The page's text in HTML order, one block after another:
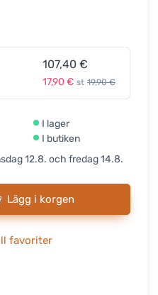
107,40 €
17,90 € st 19,90 €
I lager
I butiken
12.8. och fredag 14.8.
Lägg i korgen
favoriter